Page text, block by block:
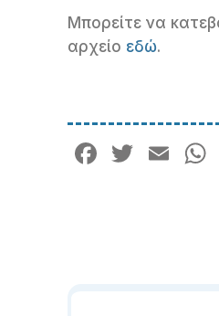
Μπορείτε να
αρχείο εδώ.